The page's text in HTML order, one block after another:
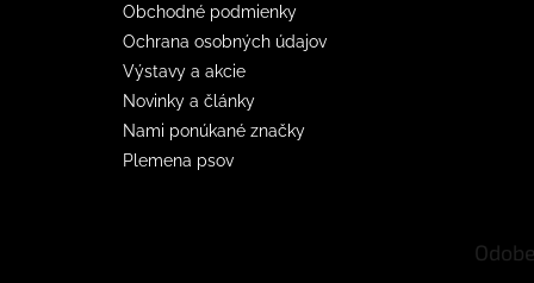
Obchodné podmienky
Ochrana osobných údajov
Výstavy a akcie
Novinky a články
Nami ponúkané značky
Plemena psov